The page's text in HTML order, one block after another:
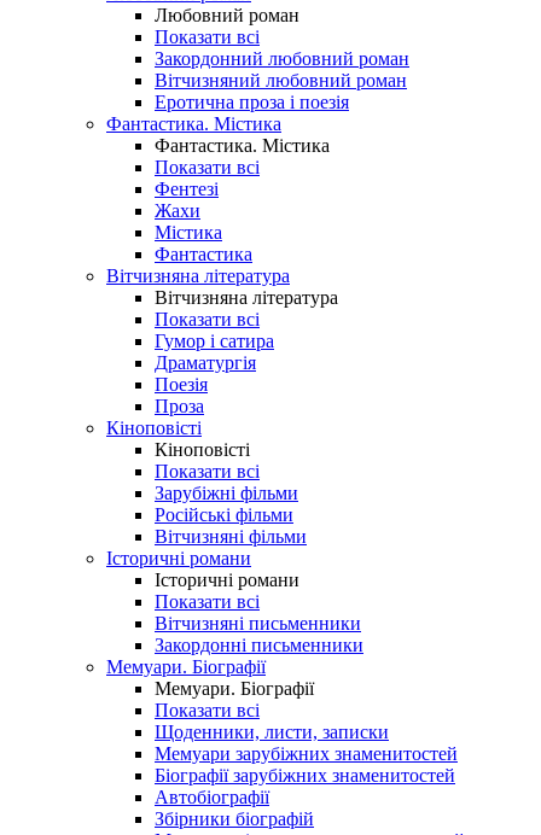
Любовний роман
Показати всі
Закордонний любовний роман
Вітчизняний любовний роман
Еротична проза і поезія
Фантастика. Містика
Фантастика. Містика
Показати всі
Фентезі
Жахи
Містика
Фантастика
Вітчизняна література
Вітчизняна література
Показати всі
Гумор і сатира
Драматургія
Поезія
Проза
Кіноповісті
Кіноповісті
Показати всі
Зарубіжні фільми
Російські фільми
Вітчизняні фільми
Історичні романи
Історичні романи
Показати всі
Вітчизняні письменники
Закордонні письменники
Мемуари. Біографії
Мемуари. Біографії
Показати всі
Щоденники, листи, записки
Мемуари зарубіжних знаменитостей
Біографії зарубіжних знаменитостей
Автобіографії
Збірники біографій